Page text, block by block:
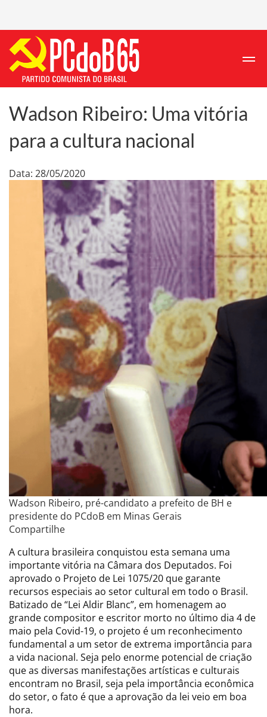
Wadson Ribeiro: Uma vitória
para a cultura nacional
Data: 28/05/2020
Wadson Ribeiro, pré-candidato a prefeito de BH e
presidente do PCdoB em Minas Gerais
Compartilhe
A cultura brasileira conquistou esta semana uma
importante vitória na Câmara dos Deputados. Foi
aprovado o Projeto de Lei 1075/20 que garante
recursos especiais ao setor cultural em todo o Brasil.
Batizado de “Lei Aldir Blanc”, em homenagem ao
grande compositor e escritor morto no último dia 4 de
maio pela Covid-19, o projeto é um reconhecimento
fundamental a um setor de extrema importância para
a vida nacional. Seja pelo enorme potencial de criação
que as diversas manifestações artísticas e culturais
encontram no Brasil, seja pela importância econômica
do setor, o fato é que a aprovação da lei veio em boa
hora.